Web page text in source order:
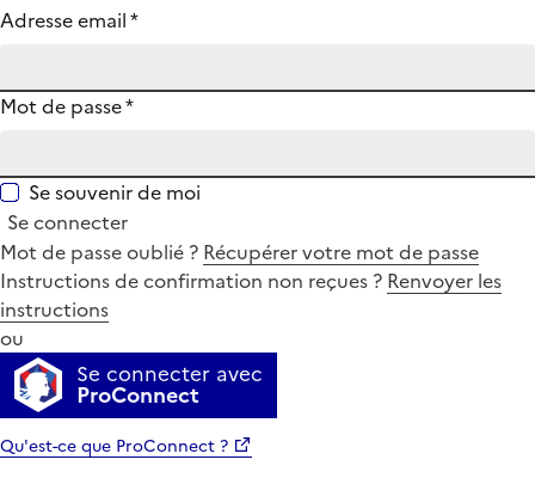
Adresse email*
Mot de passe*
Se souvenir de moi
Se connecter
Mot de passe oublié ? Récupérer votre mot de passe
Instructions de confirmation non reçues ? Renvoyer les
instructions
ou
Se connecter avec
ProConnect
Qu'est-ce que ProConnect ?